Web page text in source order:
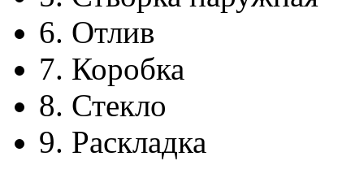
6. Отлив
7. Коробка
8. Стекло
9. Раскладка